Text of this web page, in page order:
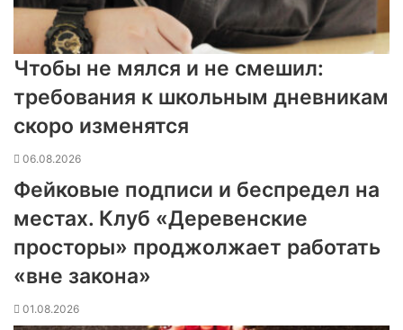
Чтобы не мялся и не смешил:
требования к школьным дневникам
скоро изменятся
06.08.2026
Фейковые подписи и беспредел на
местах. Клуб «Деревенские
просторы» проджолжает работать
«вне закона»
01.08.2026